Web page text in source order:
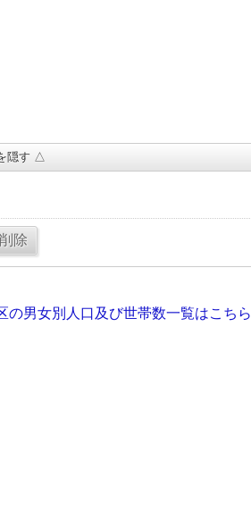
隠す △
の男女別人口及び世帯数一覧はこちら